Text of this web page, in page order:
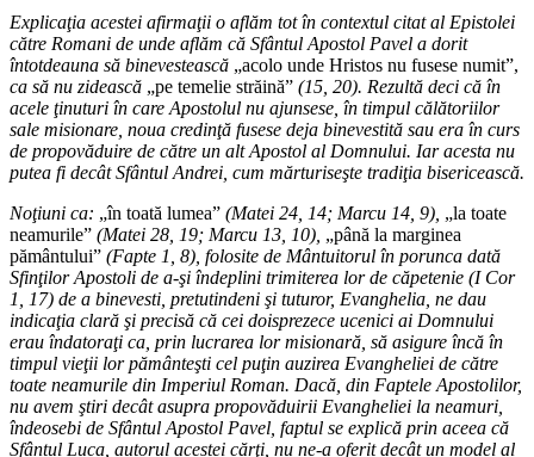
Explicaţia acestei afirmaţii o aflăm tot în contextul citat al Epistolei
către Romani de unde aflăm că Sfântul Apostol Pavel a dorit
întotdeauna să binevestească „acolo unde Hristos nu fusese numit”,
ca să nu zidească „pe temelie străină” (15, 20). Rezultă deci că în
acele ţinuturi în care Apostolul nu ajunsese, în timpul călătoriilor
sale misionare, noua credinţă fusese deja binevestită sau era în curs
de propovăduire de către un alt Apostol al Domnului. Iar acesta nu
putea fi decât Sfântul Andrei, cum mărturiseşte tradiţia bisericească.
Noţiuni ca: „în toată lumea” (Matei 24, 14; Marcu 14, 9), „la toate
neamurile” (Matei 28, 19; Marcu 13, 10), „până la marginea
pământului” (Fapte 1, 8), folosite de Mântuitorul în porunca dată
Sfinţilor Apostoli de a-şi îndeplini trimiterea lor de căpetenie (I Cor
1, 17) de a binevesti, pretutindeni şi tuturor, Evanghelia, ne dau
indicaţia clară şi precisă că cei doisprezece ucenici ai Domnului
erau îndatoraţi ca, prin lucrarea lor misionară, să asigure încă în
timpul vieţii lor pământeşti cel puţin auzirea Evangheliei de către
toate neamurile din Imperiul Roman. Dacă, din Faptele Apostolilor,
nu avem ştiri decât asupra propovăduirii Evangheliei la neamuri,
îndeosebi de Sfântul Apostol Pavel, faptul se explică prin aceea că
Sfântul Luca, autorul acestei cărţi, nu ne-a oferit decât un model al